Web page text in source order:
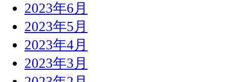
2023年6月
2023年5月
2023年4月
2023年3月